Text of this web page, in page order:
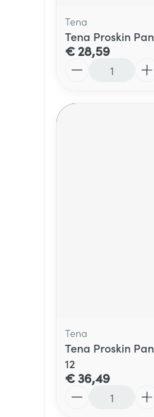
Tena
Tena Proskin
€ 28,59
Tena
Tena Proskin
12
€ 36,49